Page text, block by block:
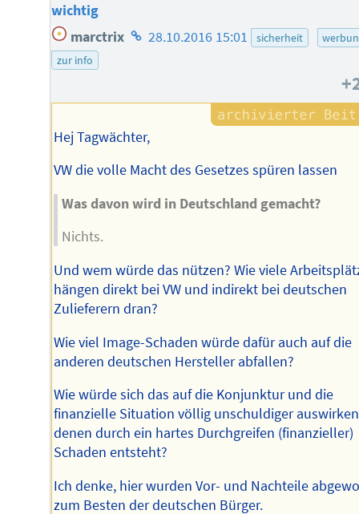
wichtig
marctrix Homepage
28.10.2016 15:01 sicherheit
zur info
Hej Tagwächter,
VW die volle Macht des Gesetzes spüren lassen
Was davon wird in Deutschland gemacht?
Nichts.
Und wem würde das nützen? Wie viele
hängen direkt bei VW und indirekt bei deutschen
Zulieferern dran?
Wie viel Image-Schaden würde dafür auch auf die
anderen deutschen Hersteller abfallen?
Wie würde sich das auf die Konjunktur und die
finanzielle Situation völlig unschuldiger
denen durch ein hartes Durchgreifen (finanzieller)
Schaden entsteht?
Ich denke, hier wurden Vor- und Nachteile
zum Besten der deutschen Bürger.